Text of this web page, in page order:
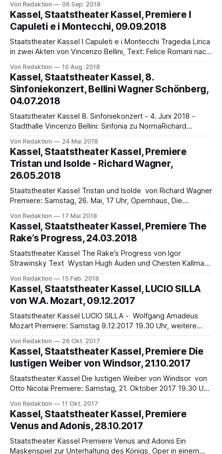
19.30 Uhr, weitere Vorstellungen: 20.10., 24.10., 28.10. (18
Uhr), 3.11., 8.11., 11.11.2018 (16 Uhr) England. Ein feudales
Hotel. Die Gesellschaft
Von Redaktion 06 Sep. 2018
Kassel, Staatstheater Kassel, Premiere I
Capuleti e i Montecchi, 09.09.2018
Staatstheater Kassel I Capuleti e i Montecchi Tragedia Lirica
in zwei Akten von Vincenzo Bellini, Text: Felice Romani nach
Übertiteln – Konzertante Aufführung – Mit Elizabeth Bailey
(Giulietta), Maren Engelhardt (Romeo), Daniel Holzhauser
(Lorenzo), Tigran Ohanyan (Tebaldo), Yorck Felix Speer
(Capellio), Staatsorchester Kassel, Opernchor des
Von Redaktion 10 Aug. 2018
Kassel, Staatstheater Kassel, 8.
Sinfoniekonzert, Bellini Wagner Schönberg,
04.07.2018
Staatstheater Kassel 8. Sinfoniekonzert - 4. Juni 2018 -
Stadthalle Vincenzo Bellini: Sinfonia zu NormaRichard
Schönberg: Pelleas und Melisande - Sinfonische Dichtung
op. 54 Dirigent: Francesco Angelico, Solistin: Okka von der
Damerau (Mezzosopran) Zum Abschluss seiner
Sinfoniekonzert-Saison spielt das Staatsorchester Kassel
am Montag, 4. Juni,
Von Redaktion 24 Mai 2018
Kassel, Staatstheater Kassel, Premiere
Tristan und Isolde - Richard Wagner,
26.05.2018
Staatstheater Kassel Tristan und Isolde von Richard Wagner
Premiere: Samstag, 26. Mai, 17 Uhr, Opernhaus, Die
17 Uhr Noch bevor am Staatstheater Kassel in der
kommenden Spielzeit das Großprojekt Der Ring des
Nibelungen beginnt, steht jenes Werk auf dem Spielplan,
Von Redaktion 17 Mai 2018
Kassel, Staatstheater Kassel, Premiere The
Rake’s Progress, 24.03.2018
Staatstheater Kassel The Rake’s Progress von Igor
Strawinsky Text Wystan Hugh Auden und Chesten Kallman,
März, 19.30 Uhr, nächste Vorstellungen: 31.3., 6.4., 15.4. (16
Uhr), 18.4., 27.4.2018 Um ein aufregendes Leben fern der
ländlichen Heimat
Von Redaktion 15 Feb. 2018
Kassel, Staatstheater Kassel, LUCIO SILLA
von W.A. Mozart, 09.12.2017
Staatstheater Kassel LUCIO SILLA - Wolfgang Amadeus
Mozart Premiere: Samstag 9.12.2017 19.30 Uhr, weitere
Wolfgang Amadeus Mozart, als er Lucio Silla komponierte,
ein Werk von vibrierender Energie, in dem sein Personalstil
sich schon deutlich ausprägt. Doch
Von Redaktion 26 Okt. 2017
Kassel, Staatstheater Kassel, Premiere Die
lustigen Weiber von Windsor, 21.10.2017
Staatstheater Kassel Die lustigen Weiber von Windsor von
Otto Nicolai Premiere: Samstag, 21. Oktober 2017 19.30 Uhr
geschnittener Hecken und spießbürgerlicher Doppelmoral:
Jeder hat hier so seine dunklen Geheimnisse und
Sehnsüchte und ahnt ebensolche auch beim Nachbarn.
Entsprechend misstrauisch wird sich hier gegenseitig
beäugt
Von Redaktion 11 Okt. 2017
Kassel, Staatstheater Kassel, Premiere
Venus and Adonis, 28.10.2017
Staatstheater Kassel Premiere Venus and Adonis Ein
Maskenspiel zur Unterhaltung des Königs, Oper in einem